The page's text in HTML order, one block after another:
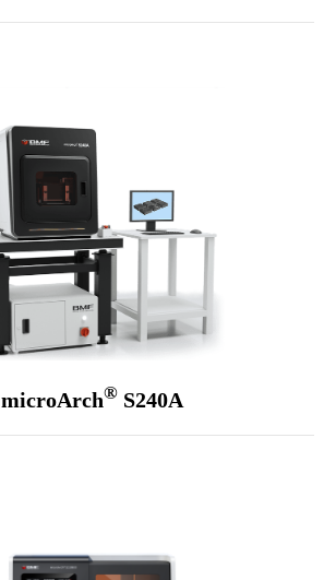
microArch®S240A